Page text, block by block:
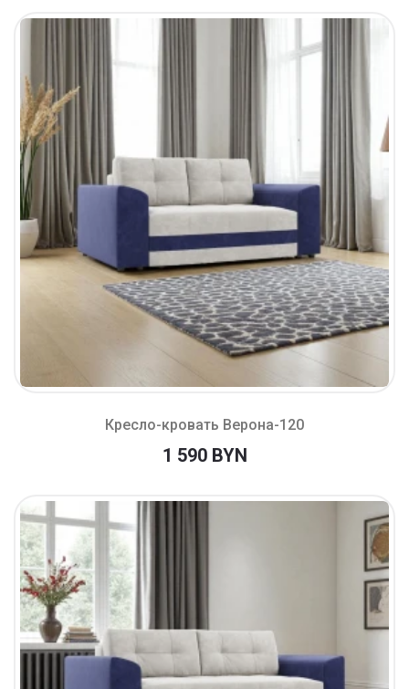
Кресло-кровать Верона-120
1 590 BYN